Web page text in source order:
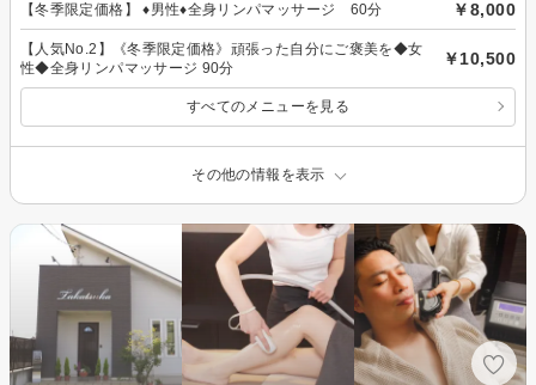
【冬季限定価格】 ♦︎男性♦︎全身リンパマッサージ 60分 ￥8,000
【人気No.2】《冬季限定価格》頑張った自分にご褒美を◆女
性◆全身リンパマッサージ 90分
￥10,500
すべてのメニューを見る
その他の情報を表示